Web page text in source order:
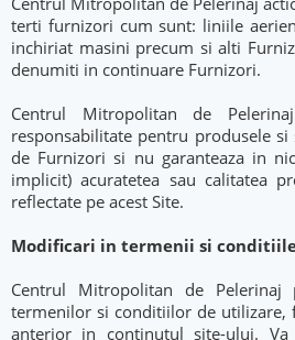
terti furnizori cum sunt: liniile
inchiriat masini precum si alti
denumiti in continuare Furnizori.
Centrul Mitropolitan de
responsabilitate pentru produsele
de Furnizori si nu garanteaza in
implicit) acuratetea sau calitatea
reflectate pe acest Site.
Modificari in termenii si
Centrul Mitropolitan de Pelerinaj
termenilor si conditiilor de utilizare,
anterior in continutul site-ului.